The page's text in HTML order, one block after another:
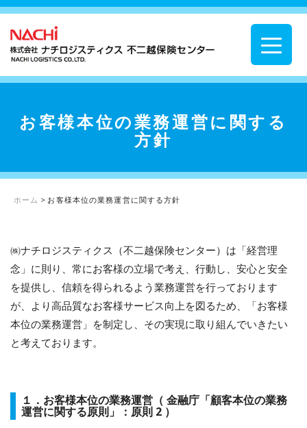
お客様本位の業務運営に関する
方針
ホーム > お客様本位の業務運営に関する方針
㈱ナチロジスティクス（不二越保険センター）は「経営理
念」に則り、常にお客様の立場で考え、行動し、安心と安全
を提供し、信頼を得られるよう業務運営を行っております
が、より高品質なお客様サービス向上を図るため、「お客様
本位の業務運営」を制定し、その実現に取り組んでいきたい
と考えております。
１．お客様本位の業務運営（ 金融庁「顧客本位の業務
運営に関する原則」：原則 2 ）